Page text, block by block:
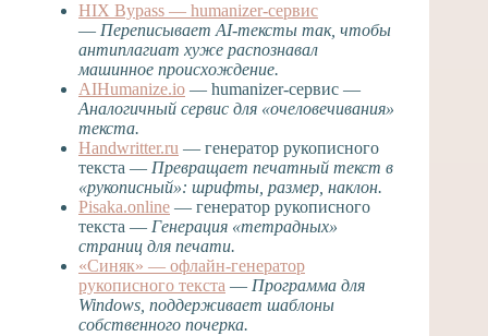
HIX Bypass — humanizer-сервис
— Переписывает AI-тексты так, чтобы
антиплагиат хуже распознавал
машинное происхождение.
AIHumanize.io — humanizer-сервис —
Аналогичный сервис для «очеловечивания»
текста.
Handwritter.ru — генератор рукописного
текста — Превращает печатный текст в
«рукописный»: шрифты, размер, наклон.
Pisaka.online — генератор рукописного
текста — Генерация «тетрадных»
страниц для печати.
«Синяк» — офлайн-генератор
рукописного текста — Программа для
Windows, поддерживает шаблоны
собственного почерка.